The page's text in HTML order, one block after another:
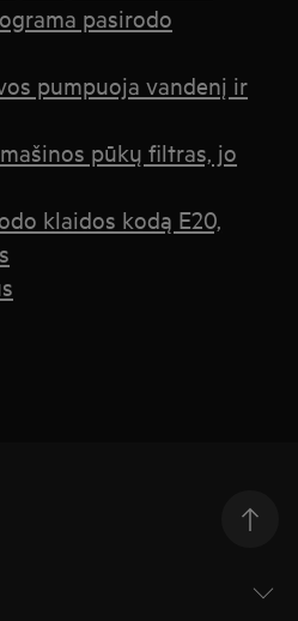
pasirodo
pumpuoja vandenį ir
pūkų filtras, jo
klaidos kodą E20,